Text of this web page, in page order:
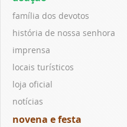
família dos devotos
história de nossa senhora
imprensa
locais turísticos
loja oficial
notícias
novena e festa